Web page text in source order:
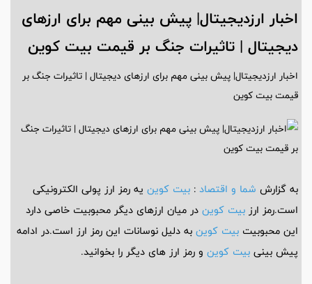
اخبار ارزدیجیتال| پیش بینی مهم برای ارزهای
دیجیتال | تاثیرات جنگ بر قیمت بیت کوین
اخبار ارزدیجیتال| پیش بینی مهم برای ارزهای دیجیتال | تاثیرات جنگ بر
قیمت بیت کوین
به گزارش شما و اقتصاد : بیت کوین یه رمز ارز پولی الکترونیکی
است.رمز ارز بیت کوین در میان ارزهای دیگر محبوبیت خاصی دارد
این محبوبیت بیت کوین به دلیل نوسانات این رمز ارز است.در ادامه
پیش بینی بیت کوین و رمز ارز های دیگر را بخوانید.